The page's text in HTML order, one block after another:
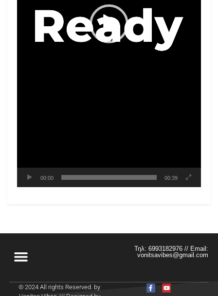
00:00 00:39
Τηλ: 6993182976 // Email:
vonitsavibes@gmail.com
© 2024 All rights Reserved. by